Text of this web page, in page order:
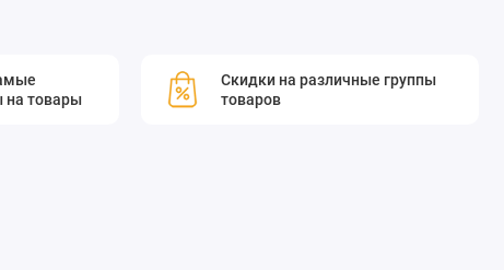
на товары
Скидки на различные группы
товаров